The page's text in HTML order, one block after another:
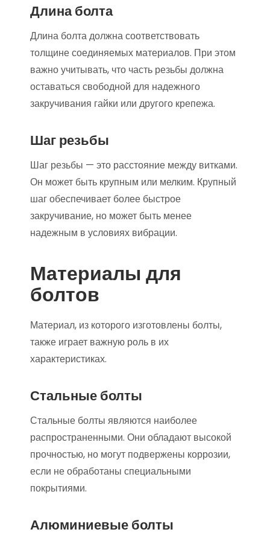
Длина болта
Длина болта должна соответствовать
толщине соединяемых материалов. При этом
важно учитывать, что часть резьбы должна
оставаться свободной для надежного
закручивания гайки или другого крепежа.
Шаг резьбы
Шаг резьбы — это расстояние между витками.
Он может быть крупным или мелким. Крупный
шаг обеспечивает более быстрое
закручивание, но может быть менее
надежным в условиях вибрации.
Материалы для
болтов
Материал, из которого изготовлены болты,
также играет важную роль в их
характеристиках.
Стальные болты
Стальные болты являются наиболее
распространенными. Они обладают высокой
прочностью, но могут подвержены коррозии,
если не обработаны специальными
покрытиями.
Алюминиевые болты